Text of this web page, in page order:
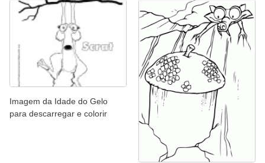
Imagem da Idade do Gelo
para descarregar e colorir